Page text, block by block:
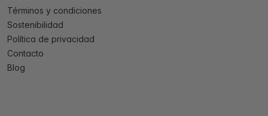
Términos y condiciones
Sostenibilidad
Política de privacidad
Contacto
Blog